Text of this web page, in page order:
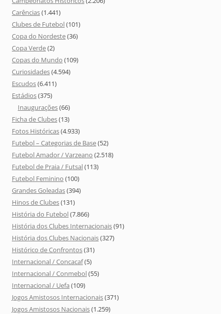
Carências(1.441)
Clubes de Futebol(101)
Copa do Nordeste(36)
Copa Verde(2)
Copas do Mundo (109)
Curiosidades(4.594)
Escudos(6.411)
Estádios(375)
Inaugurações(66)
Ficha de Clubes(13)
Fotos Históricas(4.933)
Futebol – Categorias de Base(52)
Futebol Amador / Varzeano (2.518)
Futebol de Praia / Futsal(113)
Futebol Feminino (100)
Grandes Goleadas(394)
Hinos de Clubes(131)
História do Futebol(7.866)
História dos Clubes Internacionais(91)
História dos Clubes Nacionais(327)
Histórico de Confrontos(31)
Internacional / Concacaf(5)
Internacional / Conmebol(55)
Internacional / Uefa (109)
Jogos Amistosos Internacionais(371)
Jogos Amistosos Nacionais(1.259)